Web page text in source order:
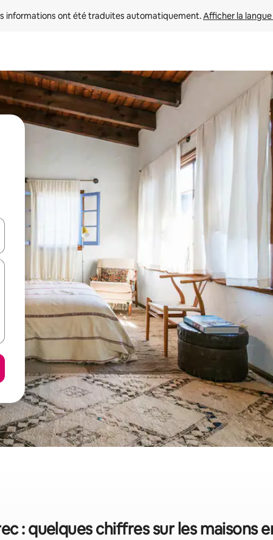
informations ont été traduites automatiquement. Afficher la
le haut et vers le bas pour les parcourir ou en appuyant et en
: quelques chiffres sur les maisons